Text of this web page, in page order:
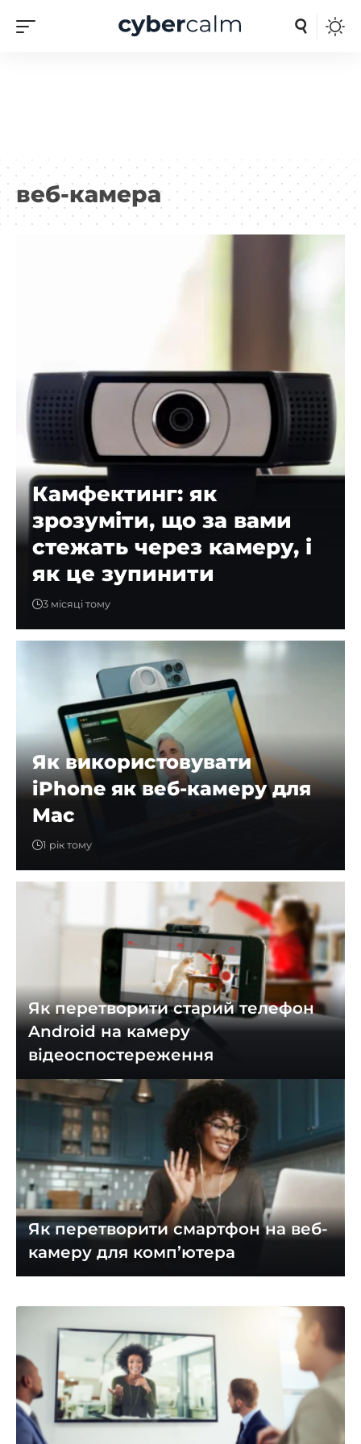
веб-камера
Камфектинг: як
зрозуміти, що за вами
стежать через камеру, і
як це зупинити
3 місяці тому
Як використовувати
iPhone як веб-камеру для
Mac
1 рік тому
Як перетворити старий телефон
Android на камеру
відеоспостереження
Як перетворити смартфон на веб-
камеру для комп’ютера